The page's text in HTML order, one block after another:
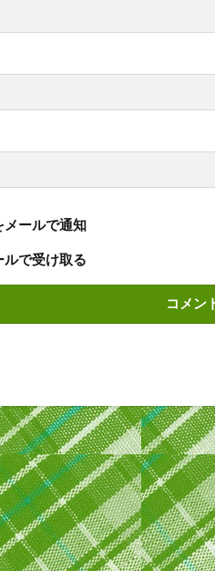
メールで通知
ルで受け取る